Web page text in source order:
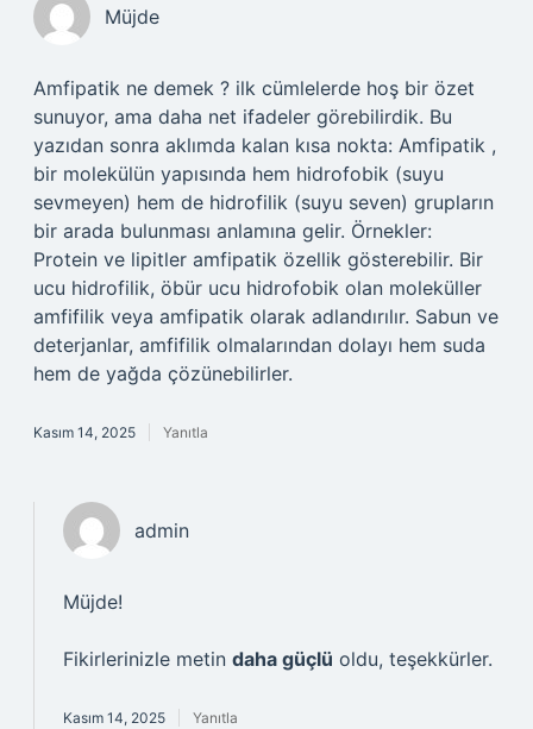
Müjde
Amfipatik ne demek ? ilk cümlelerde hoş bir özet
sunuyor, ama daha net ifadeler görebilirdik. Bu
yazıdan sonra aklımda kalan kısa nokta: Amfipatik ,
bir molekülün yapısında hem hidrofobik (suyu
sevmeyen) hem de hidrofilik (suyu seven) grupların
bir arada bulunması anlamına gelir. Örnekler:
Protein ve lipitler amfipatik özellik gösterebilir. Bir
ucu hidrofilik, öbür ucu hidrofobik olan moleküller
amfifilik veya amfipatik olarak adlandırılır. Sabun ve
deterjanlar, amfifilik olmalarından dolayı hem suda
hem de yağda çözünebilirler.
Kasım 14, 2025 Yanıtla
admin
Müjde!
Fikirlerinizle metin daha güçlü oldu, teşekkürler.
Kasım 14, 2025 Yanıtla